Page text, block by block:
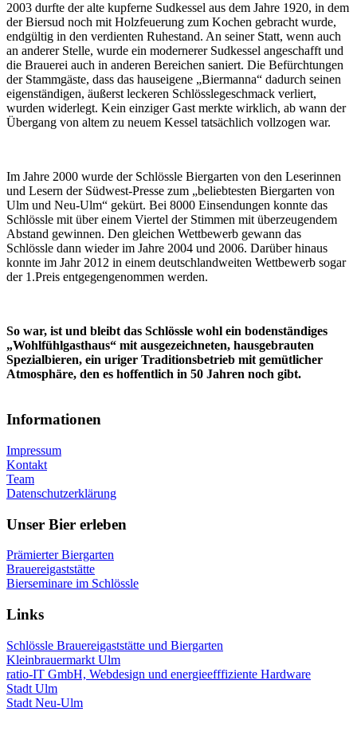
2003 durfte der alte kupferne Sudkessel aus dem Jahre 1920, in dem
der Biersud noch mit Holzfeuerung zum Kochen gebracht wurde,
endgültig in den verdienten Ruhestand. An seiner Statt, wenn auch
an anderer Stelle, wurde ein modernerer Sudkessel angeschafft und
die Brauerei auch in anderen Bereichen saniert. Die Befürchtungen
der Stammgäste, dass das hauseigene „Biermanna“ dadurch seinen
eigenständigen, äußerst leckeren Schlösslegeschmack verliert,
wurden widerlegt. Kein einziger Gast merkte wirklich, ab wann der
Übergang von altem zu neuem Kessel tatsächlich vollzogen war.
Im Jahre 2000 wurde der Schlössle Biergarten von den Leserinnen
und Lesern der Südwest-Presse zum „beliebtesten Biergarten von
Ulm und Neu-Ulm“ gekürt. Bei 8000 Einsendungen konnte das
Schlössle mit über einem Viertel der Stimmen mit überzeugendem
Abstand gewinnen. Den gleichen Wettbewerb gewann das
Schlössle dann wieder im Jahre 2004 und 2006. Darüber hinaus
konnte im Jahr 2012 in einem deutschlandweiten Wettbewerb sogar
der 1.Preis entgegengenommen werden.
So war, ist und bleibt das Schlössle wohl ein bodenständiges
„Wohlfühlgasthaus“ mit ausgezeichneten, hausgebrauten
Spezialbieren, ein uriger Traditionsbetrieb mit gemütlicher
Atmosphäre, den es hoffentlich in 50 Jahren noch gibt.
Informationen
Impressum
Kontakt
Team
Datenschutzerklärung
Unser Bier erleben
Prämierter Biergarten
Brauereigaststätte
Bierseminare im Schlössle
Links
Schlössle Brauereigaststätte und Biergarten
Kleinbrauermarkt Ulm
ratio-IT GmbH, Webdesign und energieefffiziente Hardware
Stadt Ulm
Stadt Neu-Ulm